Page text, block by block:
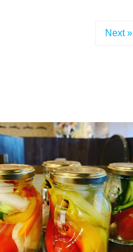
Next »